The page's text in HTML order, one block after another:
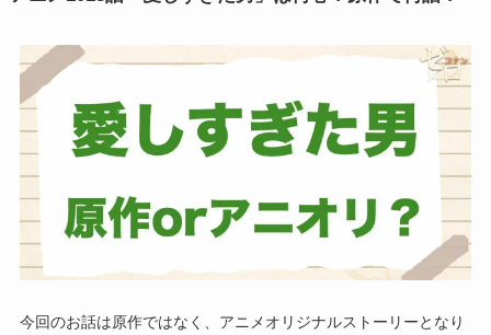
今回のお話は原作ではなく、アニメオリジナルストーリーとなり